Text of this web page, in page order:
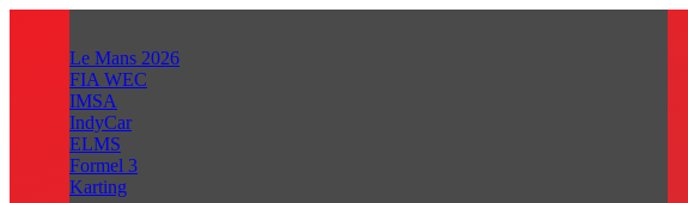
Le Mans 2026
FIA WEC
IMSA
IndyCar
ELMS
Formel 3
Karting